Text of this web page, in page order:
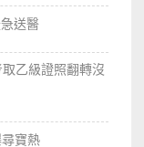
送醫
乙級證照翻轉沒
寶熱